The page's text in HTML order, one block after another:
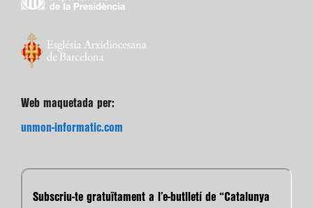
Web maquetada per:
unmon-informatic.com
Subscriu-te gratuïtament a l’e-butlletí de “Catalunya